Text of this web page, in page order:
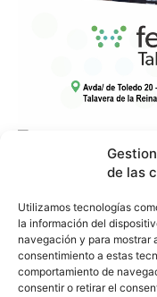
de las
Utilizamos tecnologías
la información del
navegación y para mostrar
consentimiento a estas
comportamiento de
consentir o retirar el